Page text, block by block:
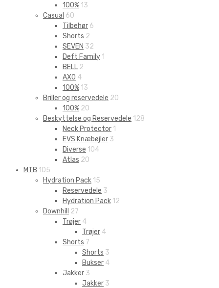
100% 13
Casual 60
Tilbehør 6
Shorts 2
SEVEN 32
Deft Family 1
BELL 2
AXO 4
100% 13
Briller og reservedele 20
100% 20
Beskyttelse og Reservedele 128
Neck Protector 1
EVS Knæbøjler 3
Diverse 104
Atlas 20
MTB 105
Hydration Pack 15
Reservedele 3
Hydration Pack 12
Downhill
27
Trøjer 4
Trøjer 4
Shorts 7
Shorts 3
Bukser 4
Jakker 3
Jakker 3